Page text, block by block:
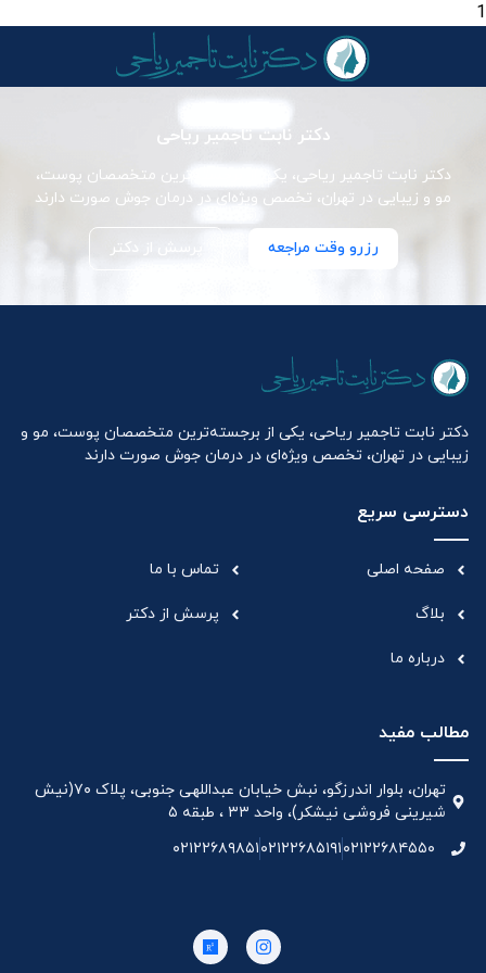
1
دکتر نابت تاجمیر ریاحی
دکتر نابت تاجمیر ریاحی، یکی از برجسته‌ترین متخصصان پوست،
مو و زیبایی در تهران، تخصص ویژه‌ای در درمان جوش صورت دارند
رزرو وقت مراجعه پرسش از دکتر
دکتر نابت تاجمیر ریاحی، یکی از برجسته‌ترین متخصصان پوست، مو و
زیبایی در تهران، تخصص ویژه‌ای در درمان جوش صورت دارند
دسترسی سریع
صفحه اصلی
بلاگ
درباره ما
تماس با ما
پرسش از دکتر
مطالب مفید
تهران، بلوار اندرزگو، نبش خیابان عبداللهی جنوبی، پلاک ۷۰(نیش
شیرینی فروشی نیشکر)، واحد ۳۳ ، طبقه ۵
۰۲۱۲۲۶۸۴۵۵۰۰۲۱۲۲۶۸۵۱۹۱۰۲۱۲۲۶۸۹۸۵۱